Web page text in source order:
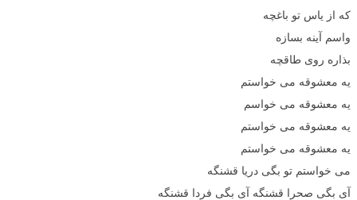
که از یاس تو باغچه
واسم آینه بسازه
بذاره روی طاقچه
یه معشوقه می خواستم
یه معشوقه می خواسم
یه معشوقه می خواستم
یه معشوقه می خواستم
می خواستم تو بگی دریا قشنگه
آی بگی صحرا قشنگه آی بگی فردا قشنگه